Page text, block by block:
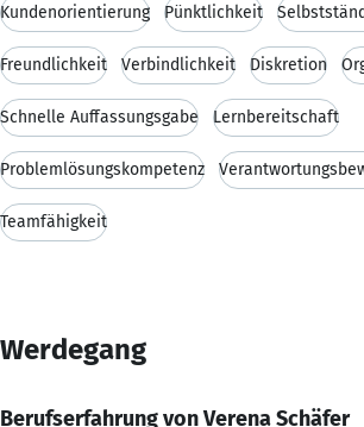
Kundenorientierung Pünktlichkeit
Freundlichkeit Verbindlichkeit Diskretion
Schnelle Auffassungsgabe Lernbereitschaft
Problemlösungskompetenz
Teamfähigkeit
Werdegang
Berufserfahrung von Verena Schäfer